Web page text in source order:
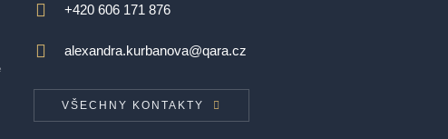
+420 606 171 876
alexandra.kurbanova@qara.cz
VŠECHNY KONTAKTY